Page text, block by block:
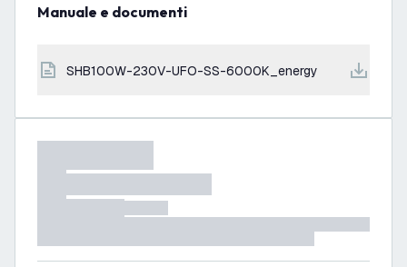
Manuale e documenti
SHB100W-230V-UFO-SS-6000K_energy